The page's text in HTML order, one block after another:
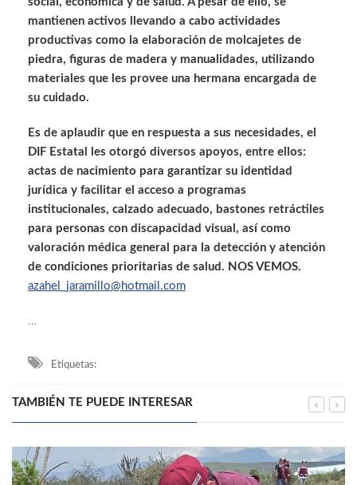
mantienen activos llevando a cabo actividades
productivas como la elaboración de molcajetes de
piedra, figuras de madera y manualidades, utilizando
materiales que les provee una hermana encargada de
su cuidado.
Es de aplaudir que en respuesta a sus necesidades, el
DIF Estatal les otorgó diversos apoyos, entre ellos:
actas de nacimiento para garantizar su identidad
jurídica y facilitar el acceso a programas
institucionales, calzado adecuado, bastones retráctiles
para personas con discapacidad visual, así como
valoración médica general para la detección y atención
de condiciones prioritarias de salud. NOS VEMOS.
azahel_jaramillo@hotmail.com
…
Etiquetas:
TAMBIÉN TE PUEDE INTERESAR